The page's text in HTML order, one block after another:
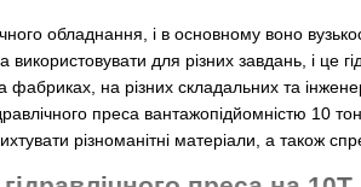
обладнання, і в основному воно
використовувати для різних завдань, і це
фабриках, на різних складальних та
преса вантажопідйомністю 10
різноманітні матеріали, а також